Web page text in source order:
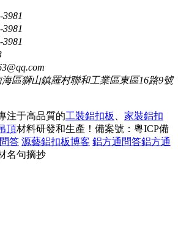
3981
3981
3981
區獅山鎮羅村聯和工業區東區16路9號
注于高品質的工裝鋁扣板
家裝鋁扣
頂材料研發和生產！ 備案號：粵ICP備
答 源藝鋁扣板博客 鋁方通問答鋁方通
名句摘抄